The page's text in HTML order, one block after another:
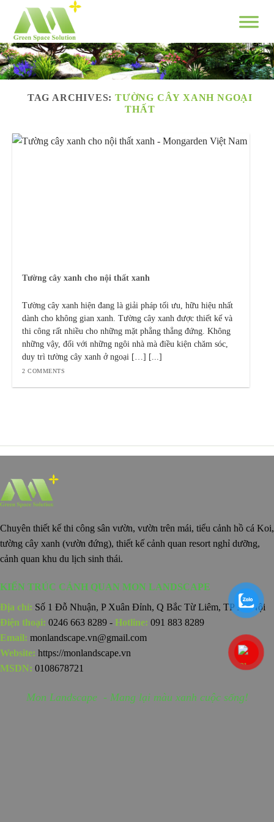
content
TAG ARCHIVES:TƯỜNG CÂY XANH NGOẠI
THẤT
Tường cây xanh cho nội thất xanh
Tường cây xanh hiện đang là giải pháp tối ưu, hữu hiệu nhất
dành cho không gian xanh. Tường cây xanh được thiết kế và
thi công rất nhiều cho những mặt phẳng thẳng đứng. Không
những vậy, đối với những ngôi nhà mà điều kiện chăm sóc,
duy trì tường cây xanh ở ngoại […] [...]
2 COMMENTS
Chuyên thiết kế thi công sân vườn, vườn trên mái, tiểu cảnh hồ cá Koi,
tường cây xanh (vườn đứng), thiết kế cảnh quan resort nghỉ dưỡng,
cảnh quan khu du lịch sinh thái.
KIẾN TRÚC CẢNH QUAN MON LANDSCAPE
Địa chỉ: Số 1 Đỗ Nhuận, P Xuân Đỉnh, Q Bắc Từ Liêm, TP Hà Nội
Điện thoại: 0246 663 8289 - Hotline: 091 883 8289
Email: monlandscape.vn@gmail.com
Website: https://monlandscape.vn
MSDN: 0108678721
Mon Landscape - Mang lại màu xanh cuộc sống!